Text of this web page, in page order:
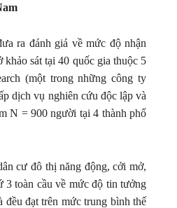
ra đánh giá về mức độ nhận
sát tại 40 quốc gia thuộc 5
(một trong những công ty
dịch vụ nghiên cứu độc lập và
N = 900 người tại 4 thành phố
cư đô thị năng động, cởi mở,
toàn cầu về mức độ tin tưởng
đạt trên mức trung bình thế